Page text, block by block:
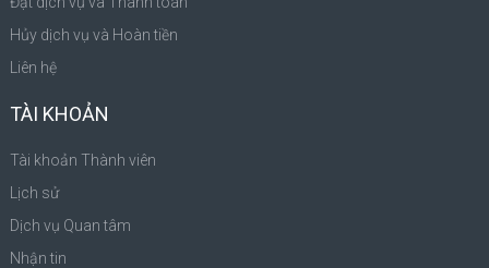
Hủy dịch vụ và Hoàn tiền
Liên hệ
TÀI KHOẢN
Tài khoản Thành viên
Lịch sử
Dịch vụ Quan tâm
Nhận tin